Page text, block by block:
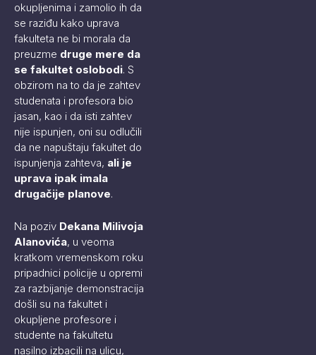
okupljenima i zamolio ih da
se raziđu kako uprava
fakulteta ne bi morala da
preuzme druge mere da
se fakultet oslobodi. S
obzirom na to da je zahtev
studenata i profesora bio
jasan, kao i da isti zahtev
nije ispunjen, oni su odlučili
da ne napuštaju fakultet do
ispunjenja zahteva, ali je
uprava ipak imala
drugačije planove.
Na poziv Dekana Milivoja
Alanovića, u veoma
kratkom vremenskom roku
pripadnici policije u opremi
za razbijanje demonstracija
došli su na fakultet i
okupljene profesore i
studente na fakultetu
nasilno izbacili na ulicu,